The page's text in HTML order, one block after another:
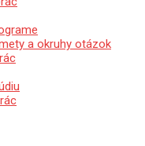
a okruhy otázok